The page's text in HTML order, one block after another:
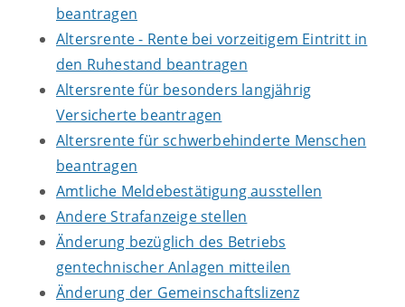
beantragen
Altersrente - Rente bei vorzeitigem Eintritt in
den Ruhestand beantragen
Altersrente für besonders langjährig
Versicherte beantragen
Altersrente für schwerbehinderte Menschen
beantragen
Amtliche Meldebestätigung ausstellen
Andere Strafanzeige stellen
Änderung bezüglich des Betriebs
gentechnischer Anlagen mitteilen
Änderung der Gemeinschaftslizenz